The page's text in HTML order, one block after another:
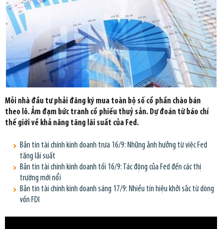
Mỗi nhà đầu tư phải đăng ký mua toàn bộ số cổ phần chào bán
theo lô. Ảm đạm bức tranh cổ phiếu thuỷ sản. Dự đoán từ báo chí
thế giới về khả năng tăng lãi suất của Fed.
Bản tin tài chính kinh doanh trưa 16/9: Những ảnh hưởng từ việc Fed
tăng lãi suất
Bản tin tài chính kinh doanh tối 16/9: Tác động của Fed đến các thị
trường mới nổi
Bản tin tài chính kinh doanh sáng 17/9: Nhiều tín hiệu khởi sắc từ dòng
vốn FDI